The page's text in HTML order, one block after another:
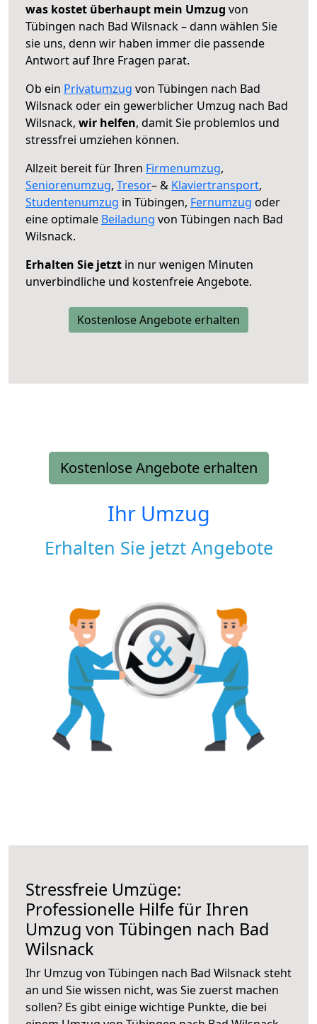
was kostet überhaupt mein Umzug von
Tübingen nach Bad Wilsnack – dann wählen Sie
sie uns, denn wir haben immer die passende
Antwort auf Ihre Fragen parat.
Ob ein Privatumzug von Tübingen nach Bad
Wilsnack oder ein gewerblicher Umzug nach Bad
Wilsnack, wir helfen, damit Sie problemlos und
stressfrei umziehen können.
Allzeit bereit für Ihren Firmenumzug,
Seniorenumzug, Tresor– & Klaviertransport,
Studentenumzug in Tübingen, Fernumzug oder
eine optimale Beiladung von Tübingen nach Bad
Wilsnack.
Erhalten Sie jetzt in nur wenigen Minuten
unverbindliche und kostenfreie Angebote.
Kostenlose Angebote erhalten
Kostenlose Angebote erhalten
Ihr Umzug
Erhalten Sie jetzt Angebote
Stressfreie Umzüge:
Professionelle Hilfe für Ihren
Umzug von Tübingen nach Bad
Wilsnack
Ihr Umzug von Tübingen nach Bad Wilsnack steht
an und Sie wissen nicht, was Sie zuerst machen
sollen? Es gibt einige wichtige Punkte, die bei